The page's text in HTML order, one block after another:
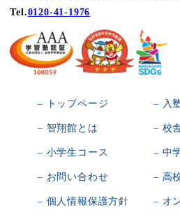
Tel.0120-41-1976
– トップページ – 入
– 智翔館とは – 校
– 小学生コース – 中
– お問い合わせ – 高
– 個人情報保護方針 – オ